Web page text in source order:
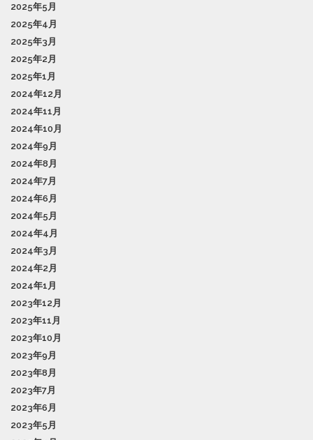
2025年5月
2025年4月
2025年3月
2025年2月
2025年1月
2024年12月
2024年11月
2024年10月
2024年9月
2024年8月
2024年7月
2024年6月
2024年5月
2024年4月
2024年3月
2024年2月
2024年1月
2023年12月
2023年11月
2023年10月
2023年9月
2023年8月
2023年7月
2023年6月
2023年5月